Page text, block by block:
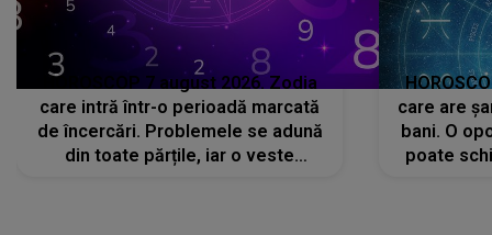
HOROSCOP 7 august 2026. Zodia
care intră într-o perioadă marcată
de încercări. Problemele se adună
din toate părțile, iar o veste
care are
bani. O
poate